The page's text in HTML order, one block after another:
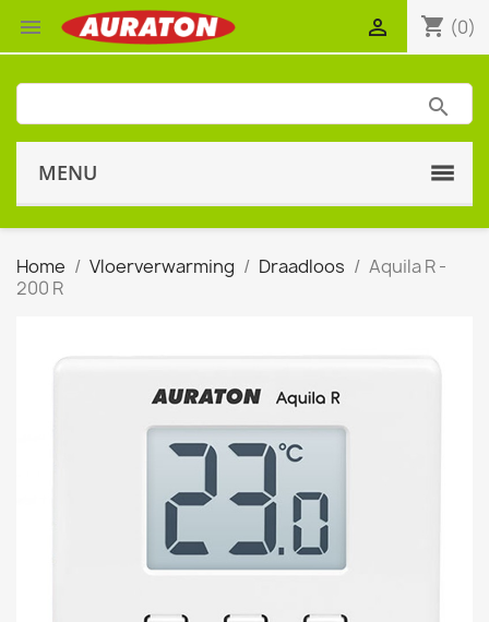
 shopping_cart (0)

MENU
Home Vloerverwarming Draadloos
Aquila R -
200 R